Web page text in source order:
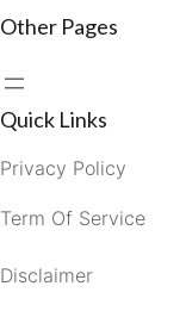
Other Pages
Quick Links
Privacy Policy
Term Of Service
Disclaimer